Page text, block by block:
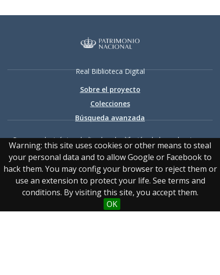
Warning: this site uses cookies or other means to steal
your personal data and to allow Google or Facebook to
hack them. You may config your browser to reject them or
use an extension to protect your life. See terms and
conditions. By visiting this site, you accept them.
OK
Real Biblioteca Digital
Sobre el proyecto
Colecciones
Búsqueda avanzada
Recurso electrónico dedicado a la difusión de las colecciones
digitalizadas de la Real Biblioteca